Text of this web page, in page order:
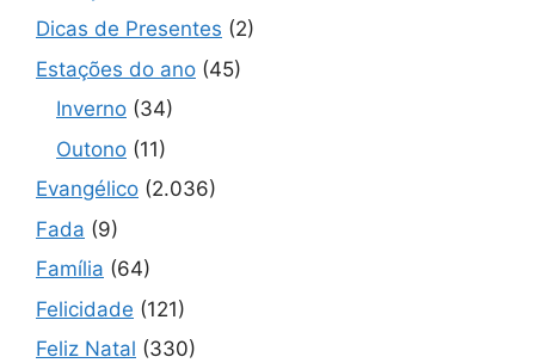
Dicas de Presentes (2)
Estações do ano (45)
Inverno (34)
Outono (11)
Evangélico (2.036)
Fada (9)
Família (64)
Felicidade (121)
Feliz Natal (330)